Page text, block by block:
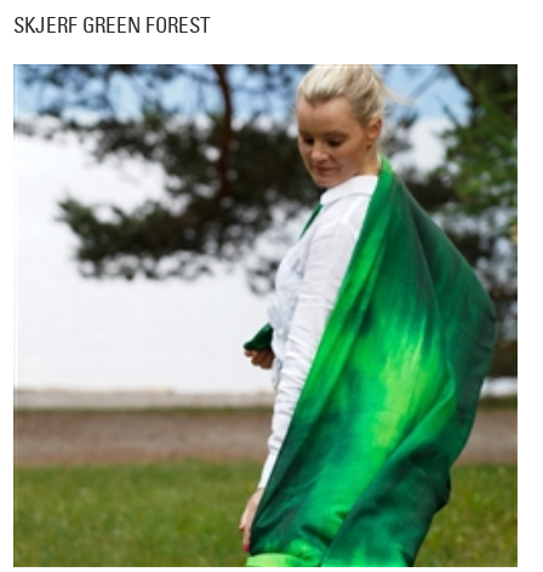
SKJERF GREEN FOREST